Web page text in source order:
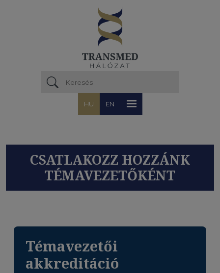
HU EN
CSATLAKOZZ HOZZÁNK
TÉMAVEZETŐKÉNT
Témavezetői
akkreditáció